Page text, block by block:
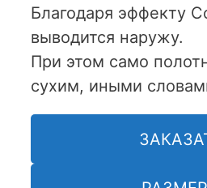
Благодаря эффекту
выводится наружу.
При этом само
сухим, иными